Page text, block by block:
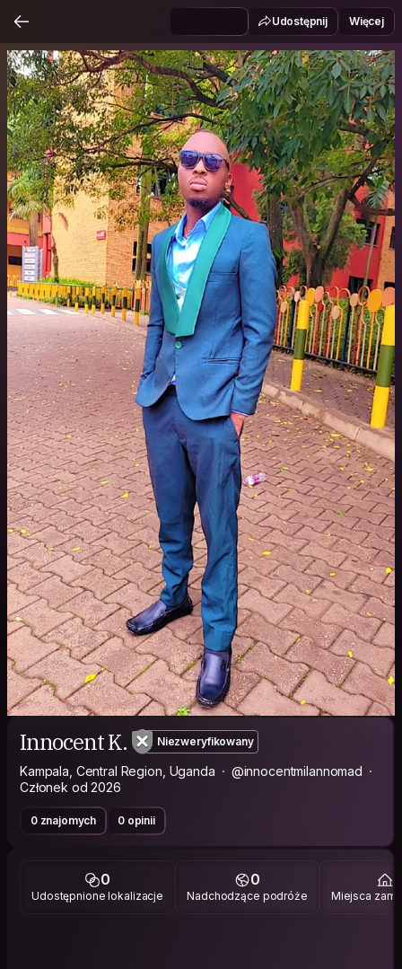
Udostępnij Więcej
Innocent K. Niezweryfikowany
Kampala, Central Region, Uganda
@innocentmilannomad
Członek od 2026
0 znajomych 0 opinii
0
Udostępnione lokalizacje
0
Nadchodzące podróże Miejsca